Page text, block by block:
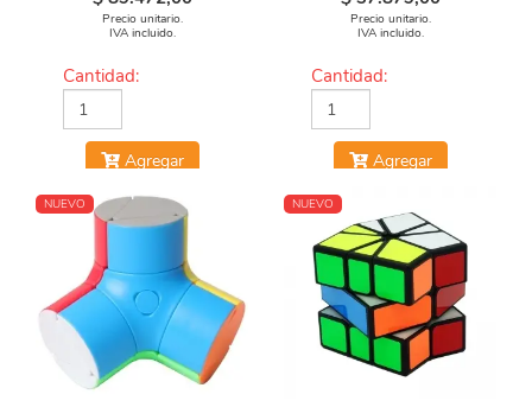
Precio unitario.
IVA incluido.
Cantidad:
Agregar
Precio unitario.
IVA incluido.
Cantidad:
Agregar
NUEVO NUEVO